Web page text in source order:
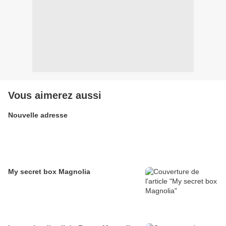
Vous aimerez aussi
Nouvelle adresse
My secret box Magnolia